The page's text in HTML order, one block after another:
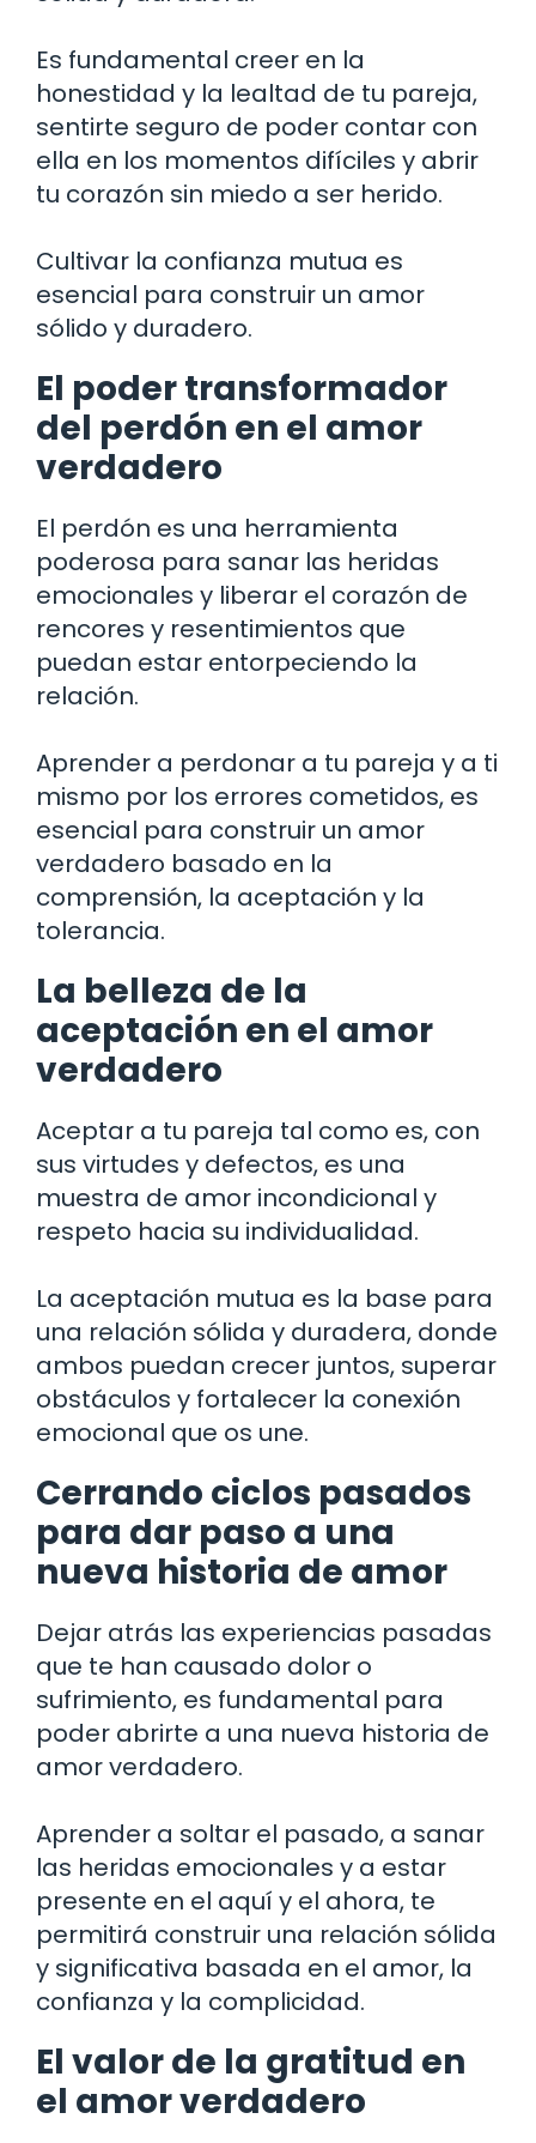
Es fundamental creer en la
honestidad y la lealtad de tu pareja,
sentirte seguro de poder contar con
ella en los momentos difíciles y abrir
tu corazón sin miedo a ser herido.
Cultivar la confianza mutua es
esencial para construir un amor
sólido y duradero.
El poder transformador
del perdón en el amor
verdadero
El perdón es una herramienta
poderosa para sanar las heridas
emocionales y liberar el corazón de
rencores y resentimientos que
puedan estar entorpeciendo la
relación.
Aprender a perdonar a tu pareja y a ti
mismo por los errores cometidos, es
esencial para construir un amor
verdadero basado en la
comprensión, la aceptación y la
tolerancia.
La belleza de la
aceptación en el amor
verdadero
Aceptar a tu pareja tal como es, con
sus virtudes y defectos, es una
muestra de amor incondicional y
respeto hacia su individualidad.
La aceptación mutua es la base para
una relación sólida y duradera, donde
ambos puedan crecer juntos, superar
obstáculos y fortalecer la conexión
emocional que os une.
Cerrando ciclos pasados
para dar paso a una
nueva historia de amor
Dejar atrás las experiencias pasadas
que te han causado dolor o
sufrimiento, es fundamental para
poder abrirte a una nueva historia de
amor verdadero.
Aprender a soltar el pasado, a sanar
las heridas emocionales y a estar
presente en el aquí y el ahora, te
permitirá construir una relación sólida
y significativa basada en el amor, la
confianza y la complicidad.
El valor de la gratitud en
el amor verdadero